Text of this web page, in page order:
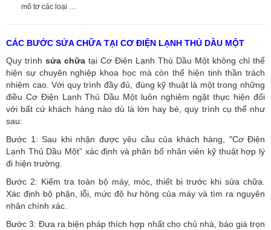
mô tơ các loại …
CÁC BƯỚC SỬA CHỮA TẠI CƠ ĐIỆN LẠNH THỦ DẦU MỘT
Quy trình sửa chữa tại Cơ Điện Lạnh Thủ Dầu Một không chỉ thể
hiện sự chuyên nghiệp khoa học mà còn thể hiện tinh thần trách
nhiệm cao. Với quy trình đầy đủ, đúng kỹ thuật là một trong những
điều Cơ Điện Lạnh Thủ Dầu Một luôn nghiêm ngặt thực hiện đối
với bất cứ khách hàng nào dù là lớn hay bé, quy trình cụ thể như
sau:
Bước 1: Sau khi nhận được yêu cầu của khách hàng, "Cơ Điện
Lạnh Thủ Dầu Một” xác định và phân bổ nhân viên kỹ thuật hợp lý
đi hiện trường.
Bước 2: Kiểm tra toàn bộ máy, móc, thiết bị trước khi sửa chữa.
Xác định bộ phận, lỗi, mức độ hư hỏng của máy và tìm ra nguyên
nhân chính xác.
Bước 3: Đưa ra biện pháp thích hợp nhất cho chủ nhà, báo giá trọn